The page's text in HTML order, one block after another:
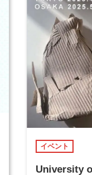
イベント
University